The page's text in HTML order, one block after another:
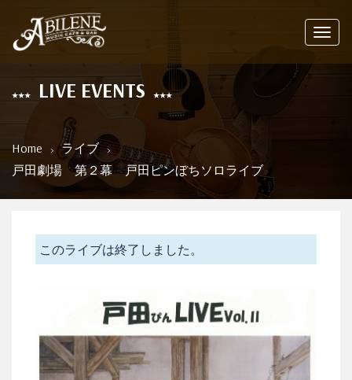
LIVE EVENTS
Home
ライブ
戸田劇場 第２幕 戸田ピンぼちソロライブ
このライブは終了しました。